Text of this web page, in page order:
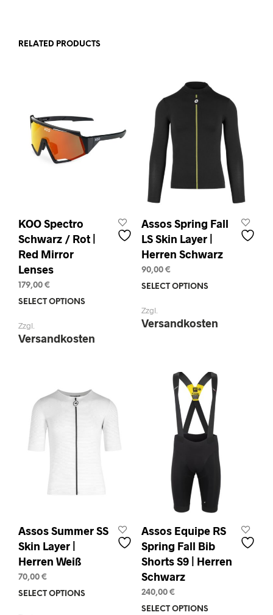
RELATED PRODUCTS
KOO Spectro
Schwarz / Rot |
Red Mirror
Lenses
179,00 €
SELECT OPTIONS
product
has
Zzgl.
Versandkosten
Assos Spring Fall
LS Skin Layer |
Herren Schwarz
90,00 €
SELECT OPTIONS
Zzgl.
Versandkosten
Assos Summer SS
Skin Layer |
Herren Weiß
70,00 €
SELECT OPTIONS
This
product
Assos Equipe RS
Spring Fall Bib
Shorts S9 | Herren
Schwarz
240,00 €
SELECT OPTIONS